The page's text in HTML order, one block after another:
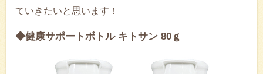
ていきたいと思います！
◆健康サポートボトル キトサン 80ｇ